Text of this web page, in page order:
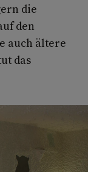
die
den
auch ältere
das